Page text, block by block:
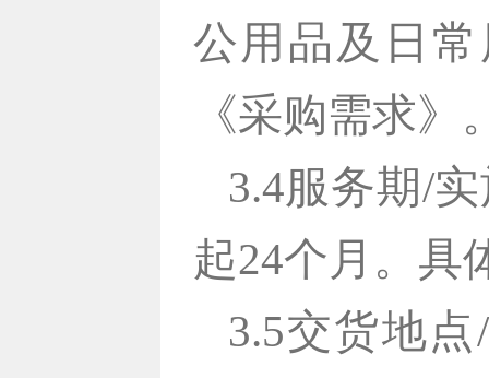
公用品及日
《采购需求》
3.4服务期/
起24个月。具
3.5交货地